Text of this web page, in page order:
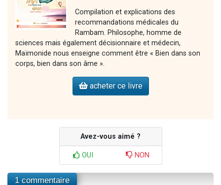
Compilation et explications des
recommandations médicales du
Rambam. Philosophe, homme de
sciences mais également décisionnaire et médecin,
Maïmonide nous enseigne comment être « Bien dans son
corps, bien dans son âme ».
acheter ce livre
Avez-vous aimé ?
OUI NON
1 commentaire